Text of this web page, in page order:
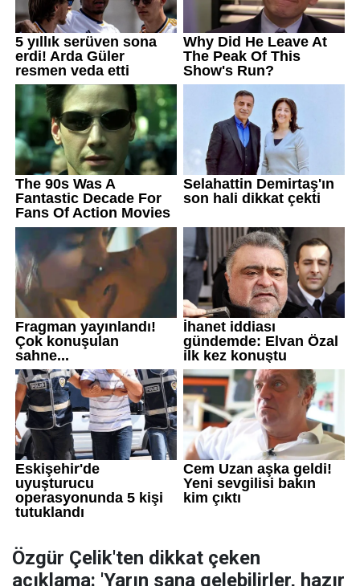
Özgür Çelik'ten dikkat çeken
açıklama: 'Yarın sana gelebilirler, hazır